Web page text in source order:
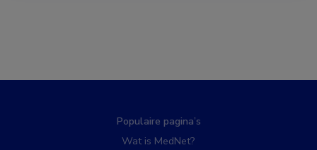
Populaire pagina’s
Wat is MedNet?